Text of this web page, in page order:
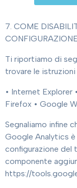
7. COME
Ti riportiamo di
trovare le
• Internet Explorer
Firefox • Google
Segnaliamo infine
Google Analytics
configurazione del
componente
https://